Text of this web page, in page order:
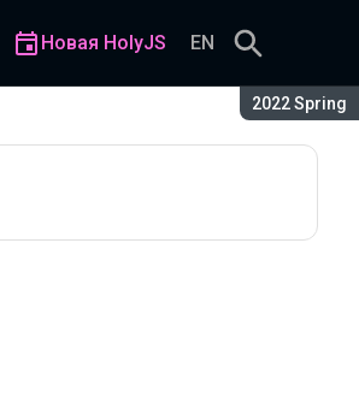
Сезон:
2022 Spring
Новая HolyJS EN